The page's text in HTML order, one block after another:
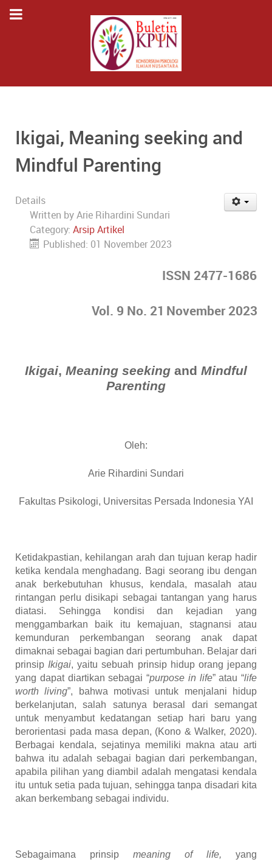
Ikigai, Meaning seeking and
Mindful Parenting
Details
Written byArie Rihardini Sundari
Category: Arsip Artikel
Published: 01 November 2023
ISSN 2477-1686
Vol. 9 No. 21 November 2023
Ikigai, Meaning seeking and Mindful
Parenting
Oleh:
Arie Rihardini Sundari
Fakultas Psikologi, Universitas Persada Indonesia YAI
Ketidakpastian, kehilangan arah dan tujuan kerap hadir
ketika kendala menghadang. Bagi seorang ibu dengan
anak berkebutuhan khusus, kendala, masalah atau
rintangan perlu disikapi sebagai tantangan yang harus
diatasi. Sehingga kondisi dan kejadian yang
menggambarkan baik itu kemajuan, stagnansi atau
kemunduran perkembangan seorang anak dapat
dimaknai sebagai bagian dari pertumbuhan. Belajar dari
prinsip Ikigai, yaitu sebuah prinsip hidup orang jepang
yang dapat diartikan sebagai “purpose in life” atau “life
worth living”, bahwa motivasi untuk menjalani hidup
berkelanjutan, salah satunya berasal dari semangat
untuk menyambut kedatangan setiap hari baru yang
berorientasi pada masa depan, (Kono & Walker, 2020).
Berbagai kendala, sejatinya memiliki makna atau arti
bahwa itu adalah sebagai bagian dari perkembangan,
apabila pilihan yang diambil adalah mengatasi kendala
itu untuk setia pada tujuan, sehingga tanpa disadari kita
akan berkembang sebagai individu.
Sebagaimana prinsip meaning of life, yang